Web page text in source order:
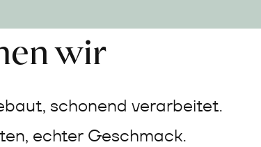
wir
schonend verarbeitet.
echter Geschmack.